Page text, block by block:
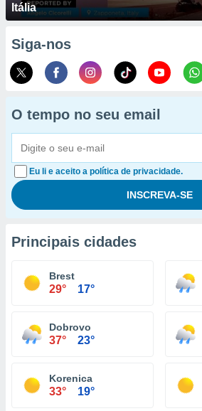
Itália
Siga-nos
O tempo no seu email
Eu li e aceito a política de privacidade.
Principais cidades
Brest
29° 17°
Dobrovo
37° 23°
Korenica
33° 19°